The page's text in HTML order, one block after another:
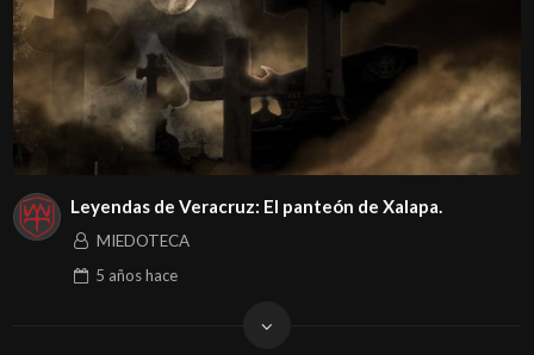
Leyendas de Veracruz: El panteón de Xalapa.
MIEDOTECA
5 añoshace